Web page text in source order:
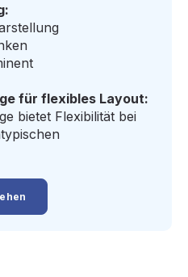
für flexibles Layout:
bietet Flexibilität bei